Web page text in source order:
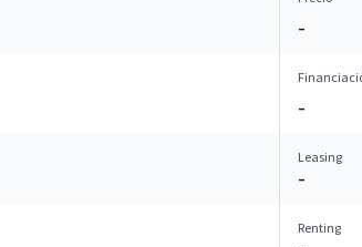
–
–
Leasing
–
Renting